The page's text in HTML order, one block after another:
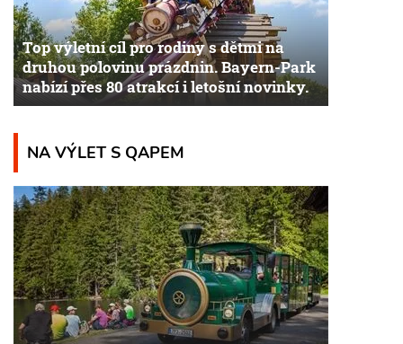
Top výletní cíl pro rodiny s dětmi na
druhou polovinu prázdnin. Bayern-Park
nabízí přes 80 atrakcí i letošní novinky.
NA VÝLET S QAPEM